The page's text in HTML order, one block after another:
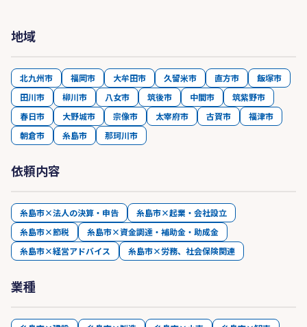
地域
北九州市 福岡市 大牟田市 久留米市 直方市
飯塚市
田川市
柳川市 八女市 筑後市 中間市
筑紫野市
春日市
大野城市 宗像市 太宰府市 古賀市
福津市
朝倉市
糸島市 那珂川市
依頼内容
糸島市×法人の決算・申告
糸島市×起業・会社設立
糸島市×節税
糸島市×資金調達・補助金・助成金
糸島市×経営アドバイス
糸島市×労務、社会保険関連
業種